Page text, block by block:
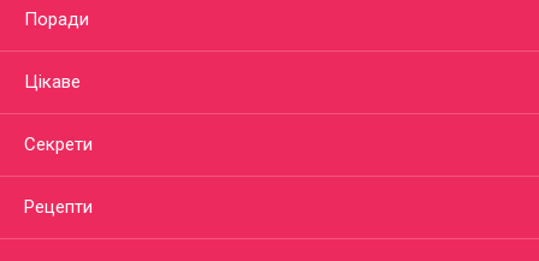
Поради
Цікаве
Секрети
Рецепти